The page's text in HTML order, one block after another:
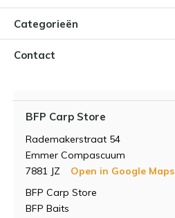
Categorieën
Contact
BFP Carp Store
Rademakerstraat 54
Emmer Compascuum
7881 JZ
Open in Google Maps
BFP Carp Store
BFP Baits